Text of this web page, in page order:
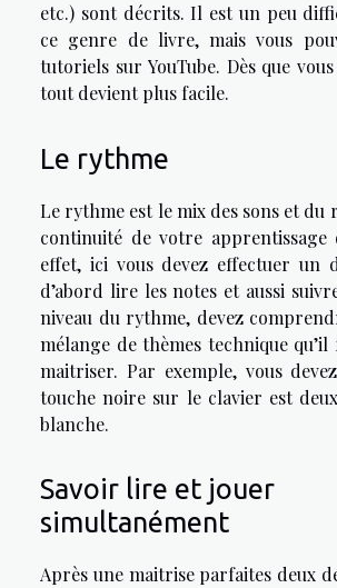
etc.) sont décrits. Il est un peu
ce genre de livre, mais vous
tutoriels sur YouTube. Dès que
tout devient plus facile.
Le rythme
Le rythme est le mix des sons et du
continuité de votre apprentissage
effet, ici vous devez effectuer un
d’abord lire les notes et aussi
niveau du rythme, devez
mélange de thèmes technique
maitriser. Par exemple, vous
touche noire sur le clavier est
blanche.
Savoir lire et jouer
simultanément
Après une maitrise parfaites deux